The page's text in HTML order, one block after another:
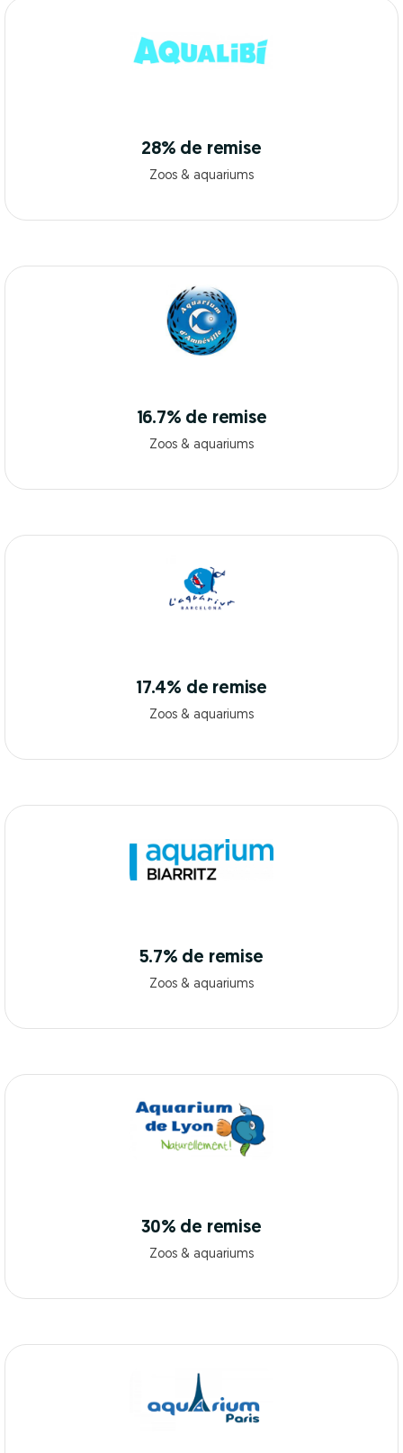
28% de remise
Zoos & aquariums
16.7% de remise
Zoos & aquariums
17.4% de remise
Zoos & aquariums
5.7% de remise
Zoos & aquariums
30% de remise
Zoos & aquariums